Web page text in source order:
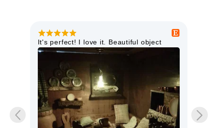
It's perfect! I love it. Beautiful object